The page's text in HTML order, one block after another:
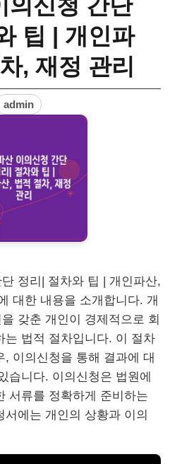
팁 | 개인파
, 재정 관리
admin
정리| 절차와 팁 | 개인파산,
대한 내용을 소개합니다. 개
갖춘 개인이 경제적으로 회
는 법적 절차입니다. 이 절차
, 이의신청을 통해 결과에 대
습니다. 이의신청은 법원에
서류를 정확하게 준비하는
서에는 개인의 상황과 이의